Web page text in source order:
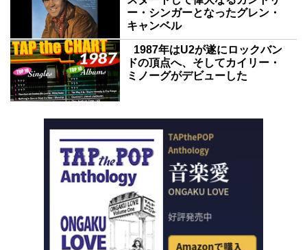
ー・シンガーとなったグレン・
キャンベル
1987年はU2が遂にロックバン
ドの頂点へ、そしてカイリー・
ミノーグがデビューした